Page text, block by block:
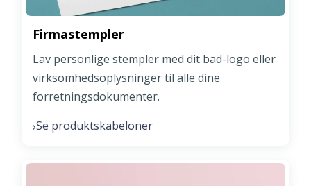
Firmastempler
Lav personlige stempler med dit bad-logo eller
virksomhedsoplysninger til alle dine
forretningsdokumenter.
›Se produktskabeloner